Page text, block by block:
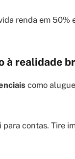
renda em 50%
à realidade
como
contas. Tire